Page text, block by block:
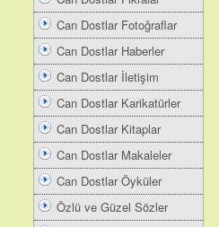
Can Dostlar Fotoğraflar
Can Dostlar Haberler
Can Dostlar İletişim
Can Dostlar Karikatürler
Can Dostlar Kitaplar
Can Dostlar Makaleler
Can Dostlar Öyküler
Özlü ve Güzel Sözler